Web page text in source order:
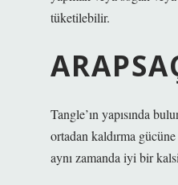
tüketilebilir.
Tangle’ın yapısında
ortadan kaldırma
aynı zamanda iyi bir